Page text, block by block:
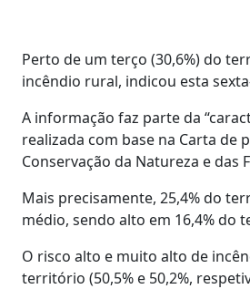
Perto de um terço (30,6%) do
incêndio rural, indicou esta
A informação faz parte da
realizada com base na Carta
Conservação da Natureza e das
Mais precisamente, 25,4% do
médio, sendo alto em 16,4% do
O risco alto e muito alto de
território (50,5% e 50,2%,